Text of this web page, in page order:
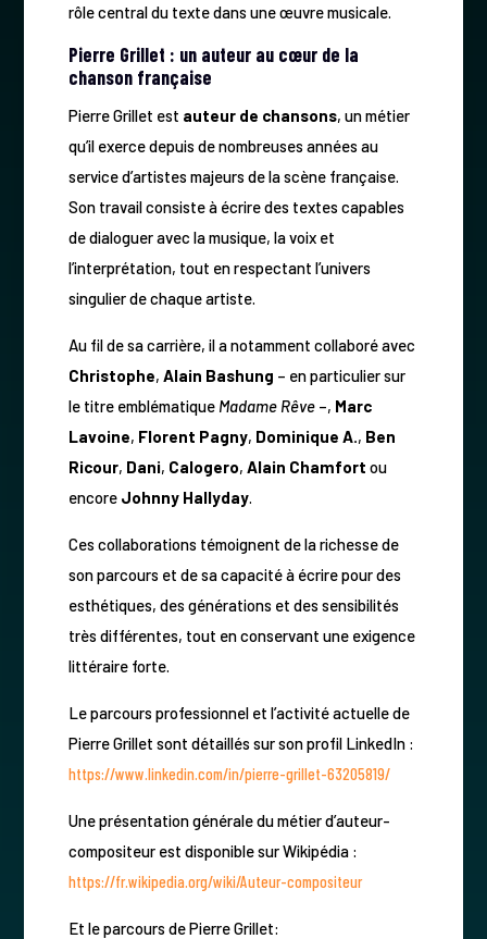
rôle central du texte dans une œuvre musicale.
Pierre Grillet : un auteur au cœur de la
chanson française
Pierre Grillet est auteur de chansons, un métier
qu’il exerce depuis de nombreuses années au
service d’artistes majeurs de la scène française.
Son travail consiste à écrire des textes capables
de dialoguer avec la musique, la voix et
l’interprétation, tout en respectant l’univers
singulier de chaque artiste.
Au fil de sa carrière, il a notamment collaboré avec
Christophe, Alain Bashung – en particulier sur
le titre emblématique Madame Rêve–, Marc
Lavoine, Florent Pagny, Dominique A., Ben
Ricour, Dani, Calogero, Alain Chamfort ou
encore Johnny Hallyday.
Ces collaborations témoignent de la richesse de
son parcours et de sa capacité à écrire pour des
esthétiques, des générations et des sensibilités
très différentes, tout en conservant une exigence
littéraire forte.
Le parcours professionnel et l’activité actuelle de
Pierre Grillet sont détaillés sur son profil LinkedIn :
https://www.linkedin.com/in/pierre-grillet-63205819/
Une présentation générale du métier d’auteur-
compositeur est disponible sur Wikipédia :
https://fr.wikipedia.org/wiki/Auteur-compositeur
Et le parcours de Pierre Grillet: